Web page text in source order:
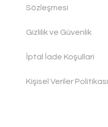
Sözleşmesi
Gizlilik ve Güvenlik
İptal İade Koşullari
Kişisel Veriler Politikası